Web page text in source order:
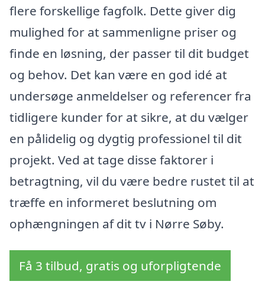
flere forskellige fagfolk. Dette giver dig
mulighed for at sammenligne priser og
finde en løsning, der passer til dit budget
og behov. Det kan være en god idé at
undersøge anmeldelser og referencer fra
tidligere kunder for at sikre, at du vælger
en pålidelig og dygtig professionel til dit
projekt. Ved at tage disse faktorer i
betragtning, vil du være bedre rustet til at
træffe en informeret beslutning om
ophængningen af dit tv i Nørre Søby.
Få 3 tilbud, gratis og uforpligtende